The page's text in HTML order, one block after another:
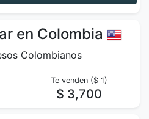
en Colombia
Colombianos
Te venden ($ 1)
$ 3,700